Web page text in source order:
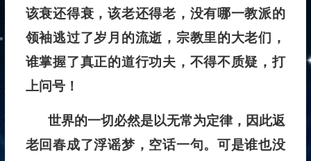
该衰还得衰，该老还得老，没有哪一教派的
领袖逃过了岁月的流逝，宗教里的大老们，
谁掌握了真正的道行功夫，不得不质疑，打
上问号！
世界的一切必然是以无常为定律，因此返
老回春成了浮谣梦，空话一句。可是谁也没